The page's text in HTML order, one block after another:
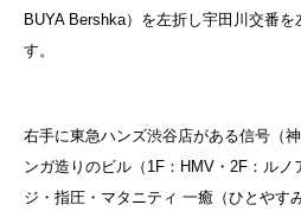
BUYA Bershka）を左折し宇田川交番を
す。
右手に東急ハンズ渋谷店がある信号（
ンガ造りのビル（1F：HMV・2F：ル
ジ・指圧・マタニティ 一癒（ひとやす